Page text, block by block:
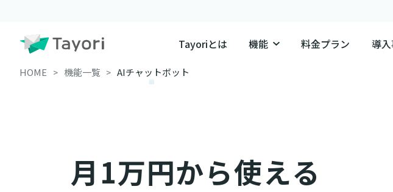
Tayoriとは 機能 料金プラン 導
HOME 機能一覧 AIチャットボット
月1万円から使える